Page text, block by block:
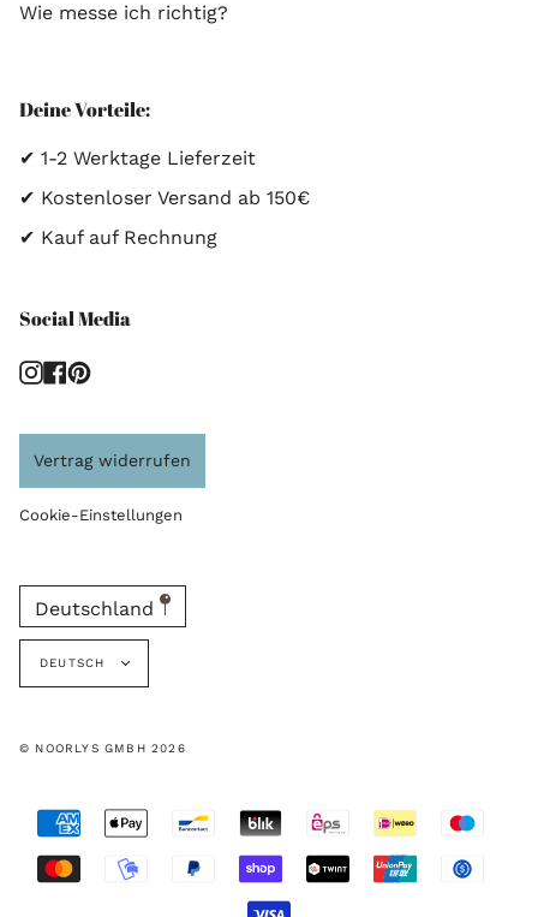
Wie messe ich richtig?
Deine Vorteile:
✔ 1-2 Werktage Lieferzeit
✔ Kostenloser Versand ab 150€
✔ Kauf auf Rechnung
Social Media
Instagram
Facebook
Pinterest
Vertrag widerrufen
Cookie-Einstellungen
Deutschland
Sprache
DEUTSCH
© NOORLYS GMBH 2026